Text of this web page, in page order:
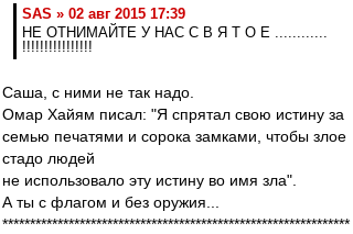
SAS » 02 авг 2015 17:39
НЕ ОТНИМАЙТЕ У НАС С В Я Т О Е ............
!!!!!!!!!!!!!!!!
Саша, с ними не так надо.
Омар Хайям писал: "Я спрятал свою истину за
семью печатями и сорока замками, чтобы злое
стадо людей
не использовало эту истину во имя зла".
А ты с флагом и без оружия...
***************************************************************